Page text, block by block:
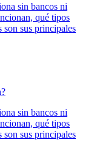
sin bancos ni
qué tipos
son sus principales
sin bancos ni
qué tipos
son sus principales